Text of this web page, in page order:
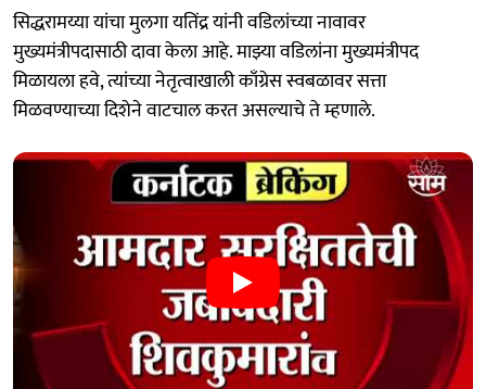
सिद्धरामय्या यांचा मुलगा यतिंद्र यांनी वडिलांच्या नावावर
मुख्यमंत्रीपदासाठी दावा केला आहे. माझ्या वडिलांना मुख्यमंत्रीपद
मिळायला हवे, त्यांच्या नेतृत्वाखाली काँग्रेस स्वबळावर सत्ता
मिळवण्याच्या दिशेने वाटचाल करत असल्याचे ते म्हणाले.